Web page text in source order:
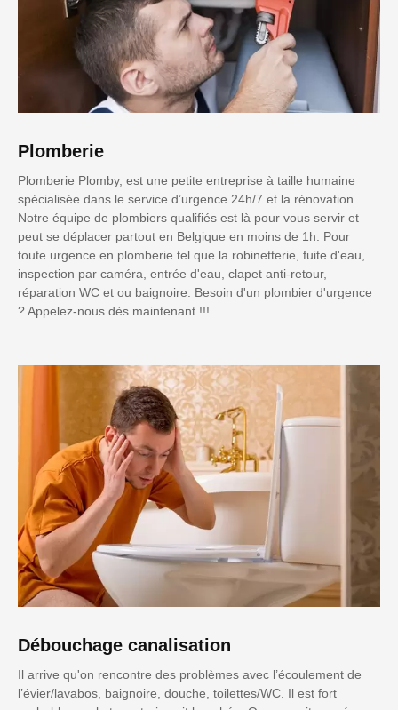
Plomberie
Plomberie Plomby, est une petite entreprise à taille humaine
spécialisée dans le service d’urgence 24h/7 et la rénovation.
Notre équipe de plombiers qualifiés est là pour vous servir et
peut se déplacer partout en Belgique en moins de 1h. Pour
toute urgence en plomberie tel que la robinetterie, fuite d'eau,
inspection par caméra, entrée d'eau, clapet anti-retour,
réparation WC et ou baignoire. Besoin d'un plombier d'urgence
? Appelez-nous dès maintenant !!!
Débouchage canalisation
Il arrive qu'on rencontre des problèmes avec l’écoulement de
l’évier/lavabos, baignoire, douche, toilettes/WC. Il est fort